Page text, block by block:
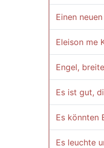
Einen
Eleison me
Engel,
Es ist gut,
Es könnten
Es leuchte